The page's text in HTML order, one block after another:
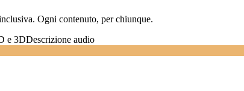
Ogni contenuto, per chiunque.
e 3DDescrizione audio